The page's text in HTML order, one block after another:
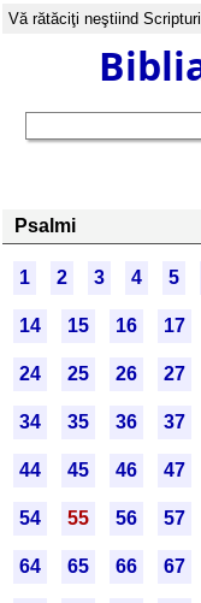
Vă rătăciţi neştiind
Psalmi
1 2 3 4 5
14 15 16 17
24 25 26 27
34 35 36 37
44 45 46 47
54 55 56 57
64 65 66 67